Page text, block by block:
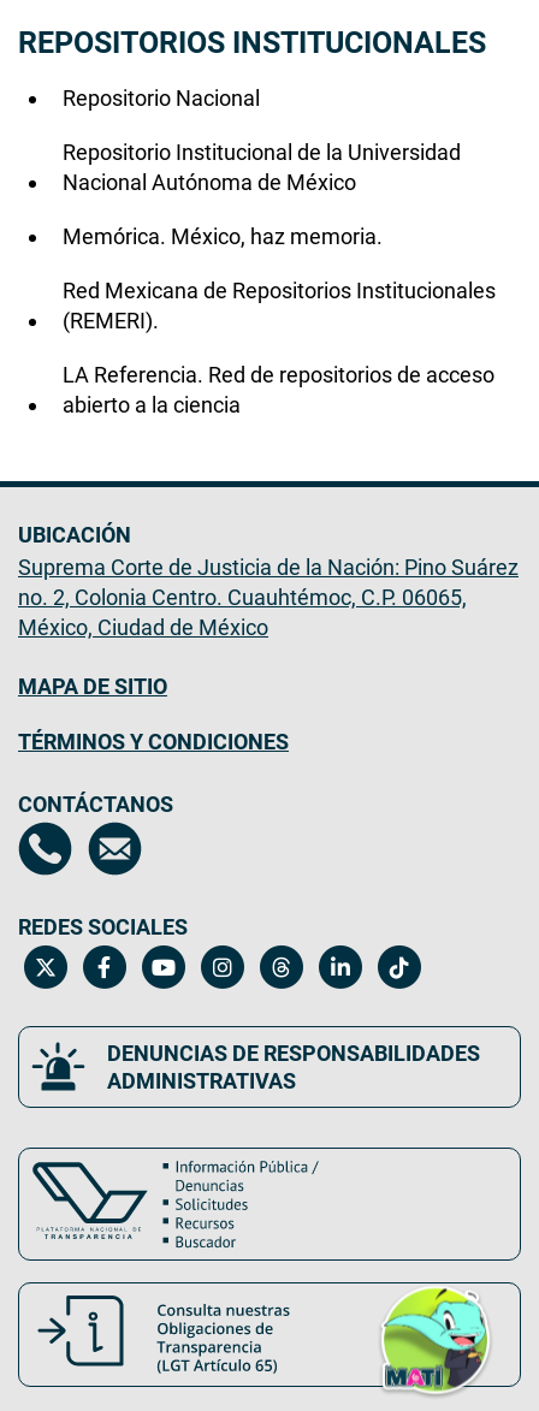
REPOSITORIOS INSTITUCIONALES
Repositorio Nacional
Repositorio Institucional de la Universidad
Nacional Autónoma de México
Memórica. México, haz memoria.
Red Mexicana de Repositorios Institucionales
(REMERI).
LA Referencia. Red de repositorios de acceso
abierto a la ciencia
UBICACIÓN
Suprema Corte de Justicia de la Nación: Pino Suárez
no. 2, Colonia Centro. Cuauhtémoc, C.P. 06065,
México, Ciudad de México
MAPA DE SITIO
TÉRMINOS Y CONDICIONES
CONTÁCTANOS
REDES SOCIALES
DENUNCIAS DE RESPONSABILIDADES
ADMINISTRATIVAS